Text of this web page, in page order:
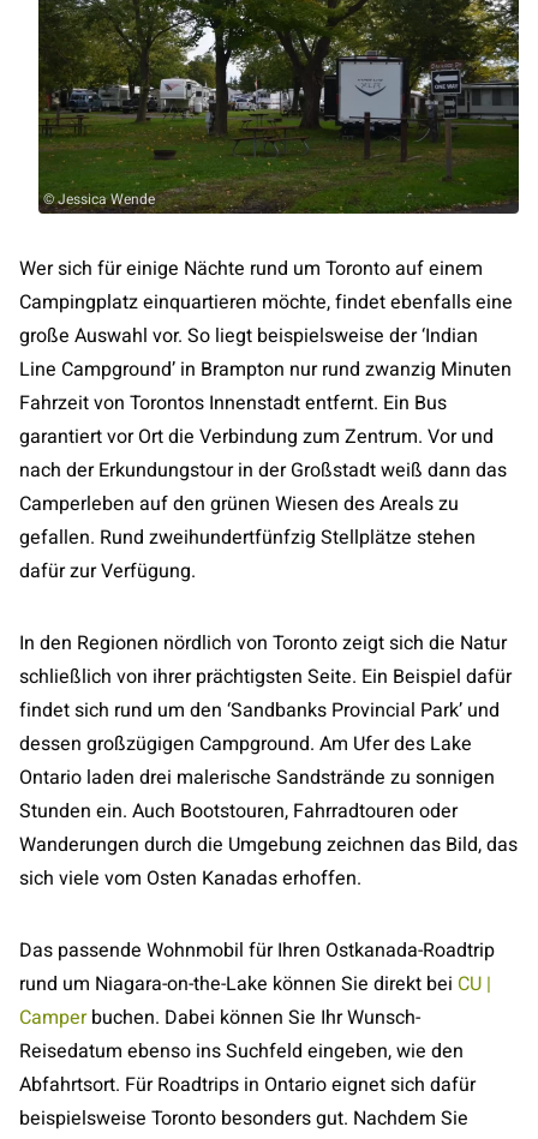
© Jessica Wende
Wer sich für einige Nächte rund um Toronto auf einem
Campingplatz einquartieren möchte, findet ebenfalls eine
große Auswahl vor. So liegt beispielsweise der ‘Indian
Line Campground’ in Brampton nur rund zwanzig Minuten
Fahrzeit von Torontos Innenstadt entfernt. Ein Bus
garantiert vor Ort die Verbindung zum Zentrum. Vor und
nach der Erkundungstour in der Großstadt weiß dann das
Camperleben auf den grünen Wiesen des Areals zu
gefallen. Rund zweihundertfünfzig Stellplätze stehen
dafür zur Verfügung.
In den Regionen nördlich von Toronto zeigt sich die Natur
schließlich von ihrer prächtigsten Seite. Ein Beispiel dafür
findet sich rund um den ‘Sandbanks Provincial Park’ und
dessen großzügigen Campground. Am Ufer des Lake
Ontario laden drei malerische Sandstrände zu sonnigen
Stunden ein. Auch Bootstouren, Fahrradtouren oder
Wanderungen durch die Umgebung zeichnen das Bild, das
sich viele vom Osten Kanadas erhoffen.
Das passende Wohnmobil für Ihren Ostkanada-Roadtrip
rund um Niagara-on-the-Lake können Sie direkt bei CU |
Camperbuchen. Dabei können Sie Ihr Wunsch-
Reisedatum ebenso ins Suchfeld eingeben, wie den
Abfahrtsort. Für Roadtrips in Ontario eignet sich dafür
beispielsweise Toronto besonders gut. Nachdem Sie